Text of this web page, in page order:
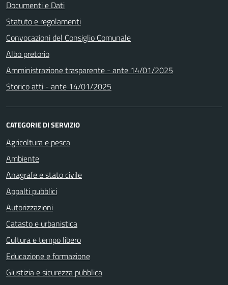
Documenti e Dati
Statuto e regolamenti
Convocazioni del Consiglio Comunale
Albo pretorio
Amministrazione trasparente - ante 14/01/2025
Storico atti - ante 14/01/2025
CATEGORIE DI SERVIZIO
Agricoltura e pesca
Ambiente
Anagrafe e stato civile
Appalti pubblici
Autorizzazioni
Catasto e urbanistica
Cultura e tempo libero
Educazione e formazione
Giustizia e sicurezza pubblica